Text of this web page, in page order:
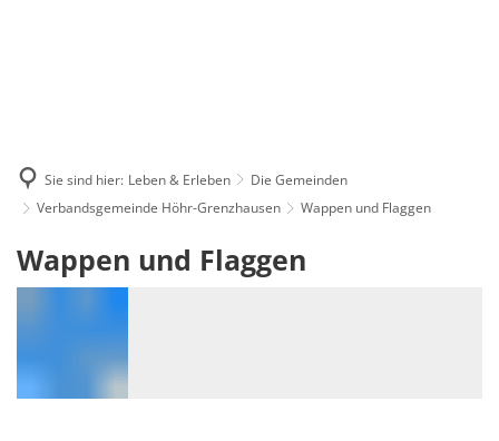
Sie sind hier: Leben & Erleben
Die Gemeinden
Verbandsgemeinde Höhr-Grenzhausen
Wappen und Flaggen
Wappen
und
Flaggen
Wappen und Flaggen